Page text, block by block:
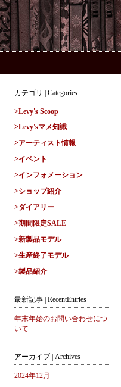
カテゴリ | Categories
>Levy's Scoop
>Levy'sマメ知識
>アーティスト情報
>イベント
>インフォメーション
>ショップ紹介
>ダイアリー
>期間限定SALE
>新製品モデル
>生産終了モデル
>製品紹介
最新記事 | RecentEntries
年末年始のお問い合わせにつ
いて
アーカイブ | Archives
2024年12月